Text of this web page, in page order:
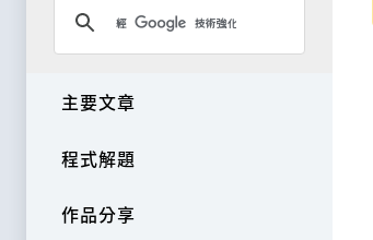
主要文章
程式解題
作品分享